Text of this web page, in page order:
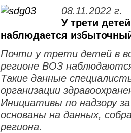
08.11.2022 г.
У трети
наблюдается
Почти у трети детей в
регионе ВОЗ
Такие данные
организации
Инициативы по надзору
основаны на данных,
региона.